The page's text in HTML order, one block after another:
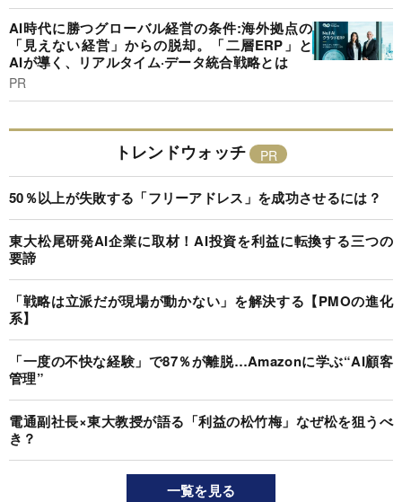
AI時代に勝つグローバル経営の条件:海外拠点の
「見えない経営」からの脱却。「二層ERP」と
AIが導く、リアルタイム·データ統合戦略とは
PR
トレンドウォッチ
50％以上が失敗する「フリーアドレス」を成功させるには？
東大松尾研発AI企業に取材！AI投資を利益に転換する三つの
要諦
「戦略は立派だが現場が動かない」を解決する【PMOの進化
系】
「一度の不快な経験」で87％が離脱…Amazonに学ぶ“AI顧客
管理”
電通副社長×東大教授が語る「利益の松竹梅」なぜ松を狙うべ
き？
一覧を見る